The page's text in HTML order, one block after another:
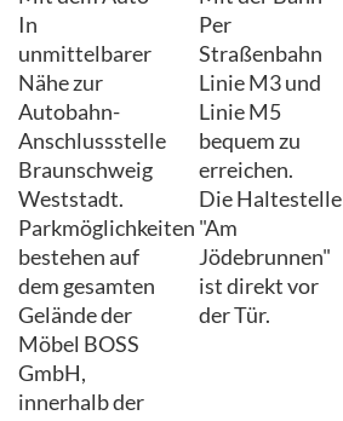
In
unmittelbarer
Nähe zur
Autobahn-
Anschlussstelle
Braunschweig
Weststadt.
Parkmöglichkeiten
bestehen auf
dem gesamten
Gelände der
Möbel BOSS
GmbH,
innerhalb der
Per
Straßenbahn
Linie M3 und
Linie M5
bequem zu
erreichen.
Die Haltestelle
"Am
Jödebrunnen"
ist direkt vor
der Tür.